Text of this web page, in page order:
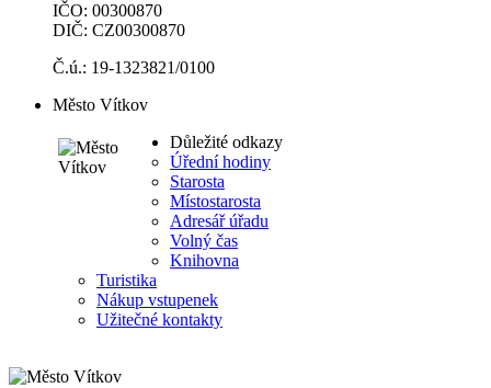
IČO: 00300870
DIČ: CZ00300870
Č.ú.: 19-1323821/0100
Město Vítkov
Důležité odkazy
Úřední hodiny
Starosta
Místostarosta
Adresář úřadu
Volný čas
Knihovna
Turistika
Nákup vstupenek
Užitečné kontakty